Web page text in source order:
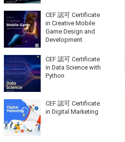
CEF 認可 Certificate
in Creative Mobile
Game Design and
Development
CEF 認可 Certificate
in Data Science with
Python
CEF 認可 Certificate
in Digital Marketing